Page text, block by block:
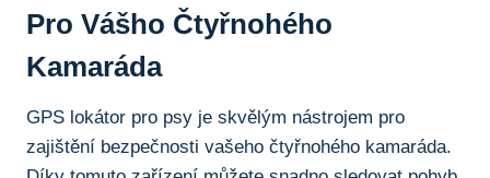
Pro Vášho Čtyřnohého
Kamaráda
GPS lokátor pro psy je skvělým nástrojem pro
zajištění bezpečnosti vašeho čtyřnohého kamaráda.